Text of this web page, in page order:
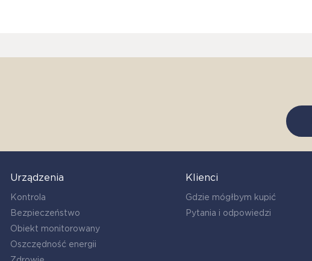
Urządzenia
Kontrola
Bezpieczeństwo
Obiekt monitorowany
Oszczędność energii
Klienci
Gdzie mógłbym kupić
Pytania i odpowiedzi